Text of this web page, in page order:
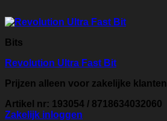
Bits
Revolution Ultra Fast Bit
Prijzen alleen voor zakelijke klanten
Artikel nr: 193054 / 8718634032060
Zakelijk inloggen